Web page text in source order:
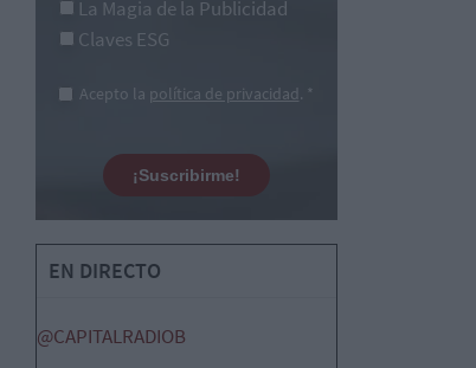
La Magia de la Publicidad
Claves ESG
Acepto la política de privacidad. *
¡Suscribirme!
EN DIRECTO
@CAPITALRADIOB